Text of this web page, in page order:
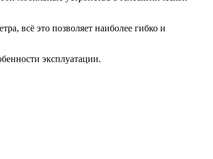
всё это позволяет наиболее гибко и
эксплуатации.